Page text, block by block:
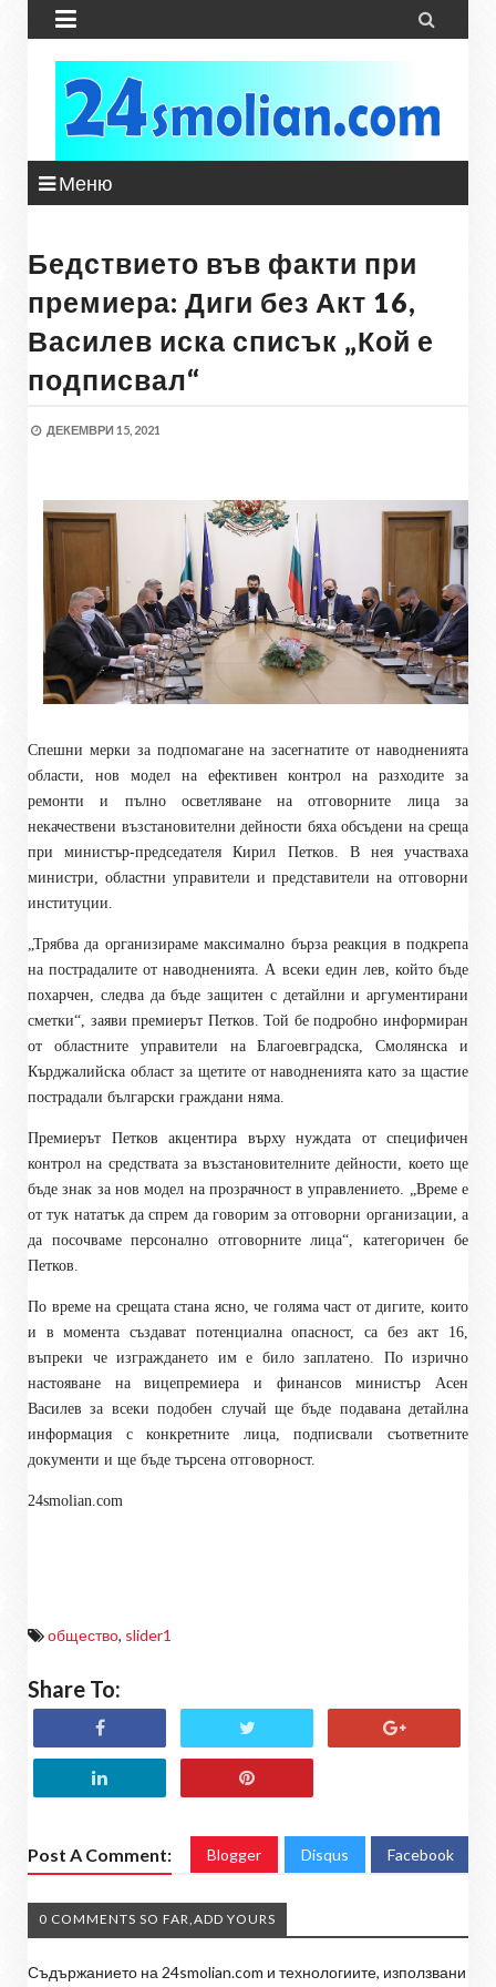
 
Меню
Бедствието във факти при
премиера: Диги без Акт 16,
Василев иска списък „Кой е
подписвал“
ДЕКЕМВРИ 15, 2021
Спешни мерки за подпомагане на засегнатите от наводненията
области, нов модел на ефективен контрол на разходите за
ремонти и пълно осветляване на отговорните лица за
некачествени възстановителни дейности бяха обсъдени на среща
при министър-председателя Кирил Петков. В нея участваха
министри, областни управители и представители на отговорни
институции.
„Трябва да организираме максимално бърза реакция в подкрепа
на пострадалите от наводненията. А всеки един лев, който бъде
похарчен, следва да бъде защитен с детайлни и аргументирани
сметки“, заяви премиерът Петков. Той бе подробно информиран
от областните управители на Благоевградска, Смолянска и
Кърджалийска област за щетите от наводненията като за щастие
пострадали български граждани няма.
Премиерът Петков акцентира върху нуждата от специфичен
контрол на средствата за възстановителните дейности, което ще
бъде знак за нов модел на прозрачност в управлението. „Време е
от тук нататък да спрем да говорим за отговорни организации, а
да посочваме персонално отговорните лица“, категоричен бе
Петков.
По време на срещата стана ясно, че голяма част от дигите, които
и в момента създават потенциална опасност, са без акт 16,
въпреки че изграждането им е било заплатено. По изрично
настояване на вицепремиера и финансов министър Асен
Василев за всеки подобен случай ще бъде подавана детайлна
информация с конкретните лица, подписвали съответните
документи и ще бъде търсена отговорност.
24smolian.com
общество, slider1
Share To:
Post A Comment: Blogger Disqus Facebook
0 COMMENTS SO FAR,ADD YOURS
Съдържанието на 24smolian.com и технологиите, използвани